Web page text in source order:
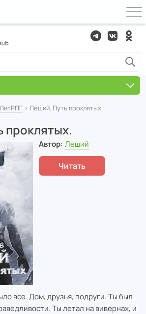
ЛитРПГ › Леший. Путь проклятых.
проклятых.
Автор: Леший
Читать
все. Дом, друзья, подруги. Ты был
Ты летал на вивернах, и